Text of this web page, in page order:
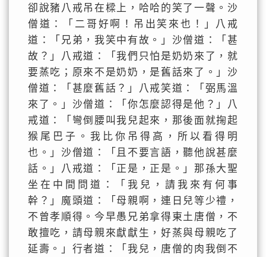
卻說豬八戒吊在樑上，哈哈的笑了一聲。沙
僧道：「二哥好啊！吊出笑來也！」八戒
道：「兄弟，我笑中有故。」沙僧道：「甚
故？」八戒道：「我們只怕是奶奶來了，就
要蒸吃；原來不是奶奶，是舊話來了。」沙
僧道：「甚麼舊話？」八戒笑道：「弼馬溫
來了。」沙僧道：「你怎麼認得是他？」八
戒道：「彎倒腰叫我兒起來，那後面就掬起
猴尾巴子。我比你吊得高，所以看得明
也。」沙僧道：「且不要言語，聽他說甚麼
話。」八戒道：「正是，正是。」那孫大聖
坐在中間問道：「我兒，請我來有何事
幹？」魔頭道：「母親啊，連日兒等少禮，
不曾孝順得。今早愚兄弟拿得東土唐僧，不
敢擅吃，請母親來獻獻生，好蒸與母親吃了
延壽。」行者道：「我兒，唐僧的肉我倒不